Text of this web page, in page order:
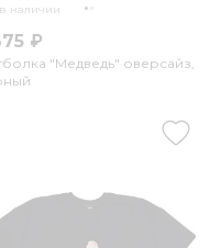
наличии
₽
"Медведь" оверсайз,